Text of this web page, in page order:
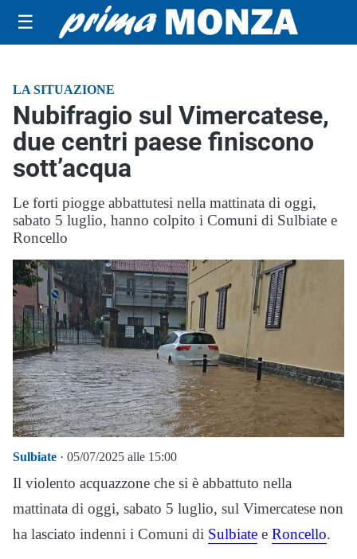
☰
LA SITUAZIONE
Nubifragio sul Vimercatese,
due centri paese finiscono
sott’acqua
Le forti piogge abbattutesi nella mattinata di oggi,
sabato 5 luglio, hanno colpito i Comuni di Sulbiate e
Roncello
Sulbiate · 05/07/2025 alle 15:00
Il violento acquazzone che si è abbattuto nella
mattinata di oggi, sabato 5 luglio, sul Vimercatese non
ha lasciato indenni i Comuni di Sulbiate e Roncello.